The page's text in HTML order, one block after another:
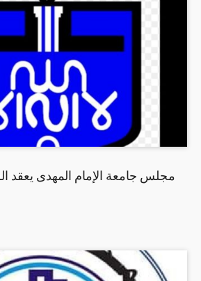
مجلس جامعة الإمام المهدى يعقد